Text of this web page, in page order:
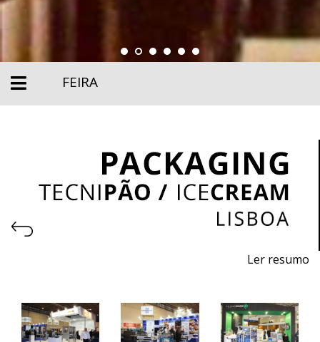
FEIRA
Ler resumo
7 a 9 abril de 2024 - FIL - Lisboa
10h / 19h